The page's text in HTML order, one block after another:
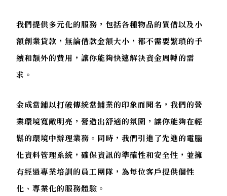
我們提供多元化的服務，包括各種物品的質借以及小
額創業貸款，無論借款金額大小，都不需要繁瑣的手
續和額外的費用，讓你能夠快速解決資金周轉的需
求。
金成當鋪以打破傳統當鋪業的印象而聞名，我們的營
業環境寬敞明亮，營造出舒適的氛圍，讓你能夠在輕
鬆的環境中辦理業務。同時，我們引進了先進的電腦
化資料管理系統，確保資訊的準確性和安全性，並擁
有經過專業培訓的員工團隊，為每位客戶提供個性
化、專業化的服務體驗。